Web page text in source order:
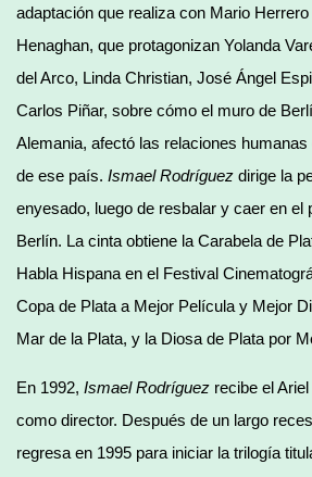
adaptación que realiza con Mario
Henaghan, que protagonizan Yolanda
del Arco, Linda Christian, José Ángel
Carlos Piñar, sobre cómo el muro de
Alemania, afectó las relaciones
de ese país. Ismael Rodríguez dirige la
enyesado, luego de resbalar y caer en el
Berlín. La cinta obtiene la Carabela de
Habla Hispana en el Festival
Copa de Plata a Mejor Película y Mejor
Mar de la Plata, y la Diosa de Plata por
En 1992, Ismael Rodríguez recibe el
como director. Después de un largo
regresa en 1995 para iniciar la trilogía